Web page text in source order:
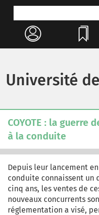
Université
COYOTE : la guerre
à la conduite
Depuis leur lancement
conduite connaissent un
cinq ans, les ventes de
nouveaux concurrents
réglementation a visé,